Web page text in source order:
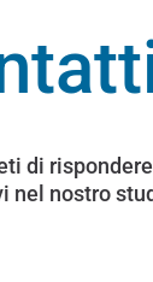
di
nel nostro